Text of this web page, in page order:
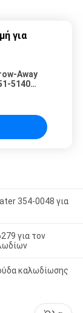
για
Away
5140
354-0048 για
για τον
καλωδίωσης